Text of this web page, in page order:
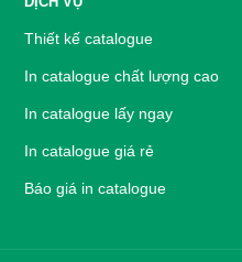
Thiết kế catalogue
In catalogue chất lượng cao
In catalogue lấy ngay
In catalogue giá rẻ
Báo giá in catalogue